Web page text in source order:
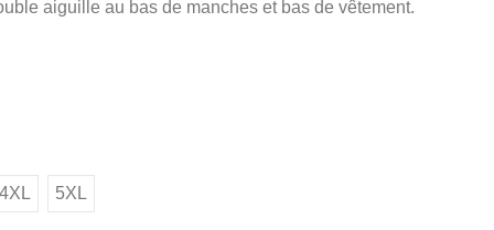
aiguille au bas de manches et bas de vêtement.
4XL 5XL